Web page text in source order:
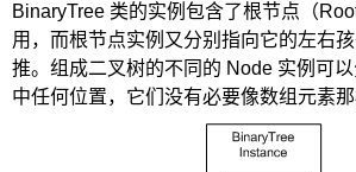
BinaryTree 类的实例包含了根节点（
用，而根节点实例又分别指向它的左右
推。组成二叉树的不同的 Node 实例可
中任何位置，它们没有必要像数组元素那